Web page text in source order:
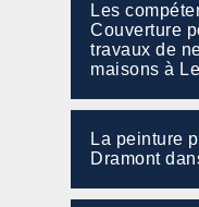
Les
Couverture
travaux de
maisons à
La peinture
Dramont